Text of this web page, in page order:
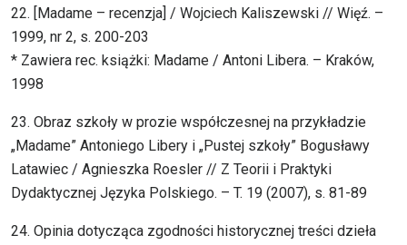
22. [Madame – recenzja] / Wojciech Kaliszewski // Więź. –
1999, nr 2, s. 200-203
* Zawiera rec. książki: Madame / Antoni Libera. – Kraków,
1998
23. Obraz szkoły w prozie współczesnej na przykładzie
„Madame” Antoniego Libery i „Pustej szkoły” Bogusławy
Latawiec / Agnieszka Roesler // Z Teorii i Praktyki
Dydaktycznej Języka Polskiego. – T. 19 (2007), s. 81-89
24. Opinia dotycząca zgodności historycznej treści dzieła